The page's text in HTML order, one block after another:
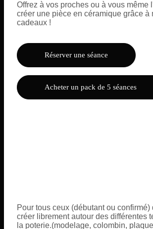
Offrez à vos proches ou à vous même
créer une pièce en céramique grâce à
cadeaux !
Réserver une séance
Acheter un pack de 5 séances
Pour tous ceux (débutant ou confirmé)
créer librement autour des différentes
la poterie.(modelage, colombin,